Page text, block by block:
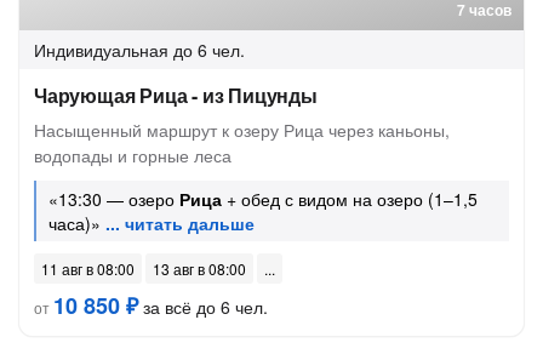
7 часов
Индивидуальная до 6 чел.
Чарующая Рица - из Пицунды
Насыщенный маршрут к озеру Рица через каньоны,
водопады и горные леса
«13:30 — озеро Рица + обед с видом на озеро (1–1,5
часа)»
11 авг в 08:00
13 авг в 08:00
от 10 850 ₽за всё до 6 чел.